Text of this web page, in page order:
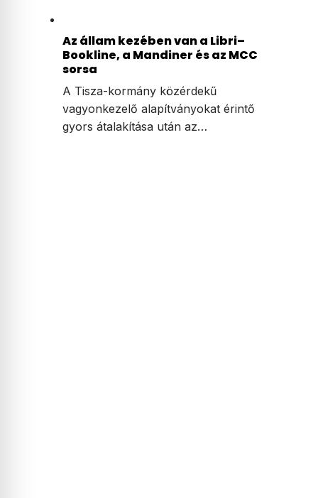
Az állam kezében van a Libri–
Bookline, a Mandiner és az MCC
sorsa
A Tisza-kormány közérdekű
vagyonkezelő alapítványokat érintő
gyors átalakítása után az…